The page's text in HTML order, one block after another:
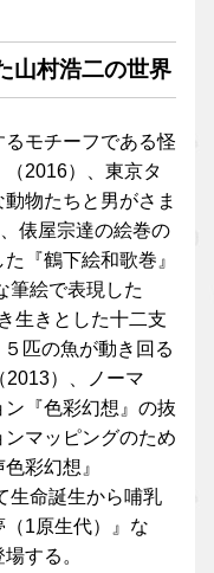
山村浩二の世界
モチーフである怪
2016）、東京タ
物たちと男がさま
俵屋宗達の絵巻の
『鶴下絵和歌巻』
筆絵で表現した
生きとした十二支
匹の魚が動き回る
2013）、ノーマ
『色彩幻想』の抜
マッピングのため
彩幻想』
生命誕生から哺乳
1原生代）』な
する。